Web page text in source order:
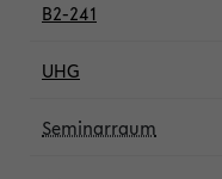
B2-241
UHG
Seminarraum